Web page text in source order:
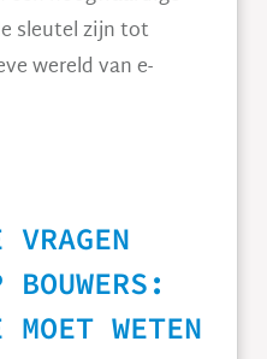
sleutel zijn tot
wereld van e-
VRAGEN
BOUWERS:
WETEN